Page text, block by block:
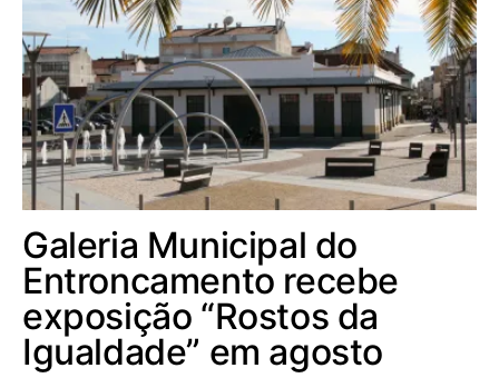
Galeria Municipal do
Entroncamento recebe
exposição “Rostos da
Igualdade” em agosto